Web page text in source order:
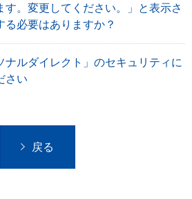
す。変更してください。」と表示さ
る必要はありますか？
ナルダイレクト」のセキュリティに
さい
戻る